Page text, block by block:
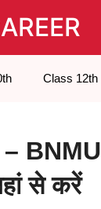
Class 12th
BNMU
से करें